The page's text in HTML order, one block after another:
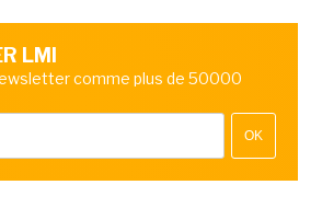
LMI
comme plus de 50000
OK